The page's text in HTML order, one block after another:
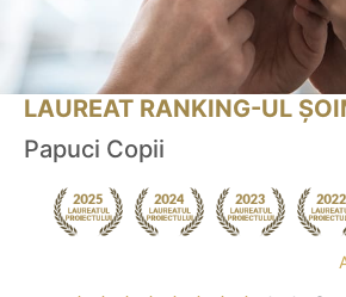
LAUREAT RANKING-UL
Papuci Copii